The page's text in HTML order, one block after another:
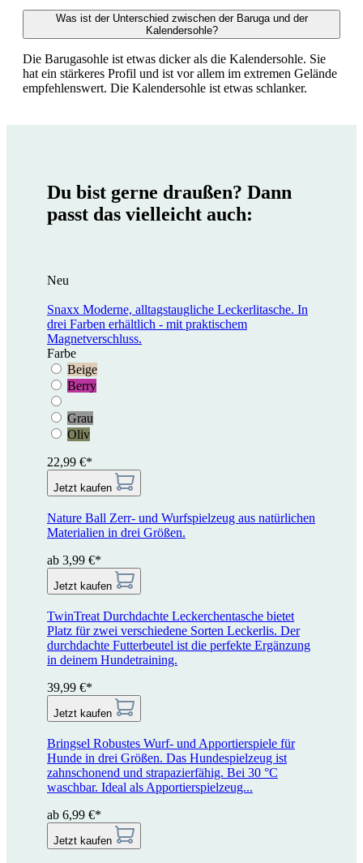
Was ist der Unterschied zwischen der Baruga und der
Kalendersohle?
Die Barugasohle ist etwas dicker als die Kalendersohle. Sie
hat ein stärkeres Profil und ist vor allem im extremen Gelände
empfehlenswert. Die Kalendersohle ist etwas schlanker.
Du bist gerne draußen? Dann
passt das vielleicht auch:
Neu
Snaxx Moderne, alltagstaugliche Leckerlitasche. In
drei Farben erhältlich - mit praktischem
Magnetverschluss.
Farbe
Beige
Berry
Grau
Oliv
22,99 €*
Jetzt kaufen
Nature Ball Zerr- und Wurfspielzeug aus natürlichen
Materialien in drei Größen.
ab 3,99 €*
Jetzt kaufen
TwinTreat Durchdachte Leckerchentasche bietet
Platz für zwei verschiedene Sorten Leckerlis. Der
durchdachte Futterbeutel ist die perfekte Ergänzung
in deinem Hundetraining.
39,99 €*
Jetzt kaufen
Bringsel Robustes Wurf- und Apportierspiele für
Hunde in drei Größen. Das Hundespielzeug ist
zahnschonend und strapazierfähig. Bei 30 °C
waschbar. Ideal als Apportierspielzeug...
ab 6,99 €*
Jetzt kaufen